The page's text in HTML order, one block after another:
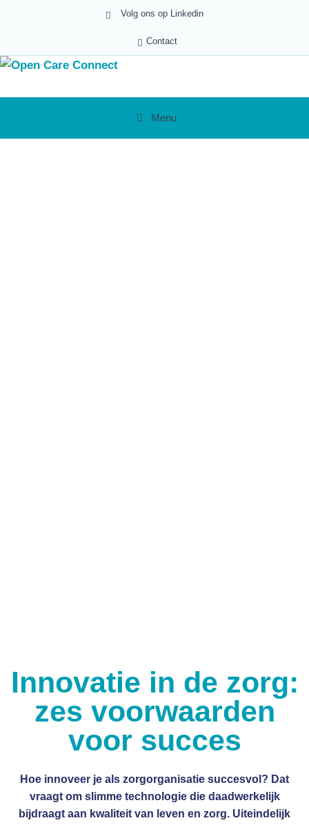
Volg ons op Linkedin
Contact
Menu
Innovatie in de zorg:
zes voorwaarden
voor succes
Hoe innoveer je als zorgorganisatie succesvol? Dat
vraagt om slimme technologie die daadwerkelijk
bijdraagt aan kwaliteit van leven en zorg. Uiteindelijk